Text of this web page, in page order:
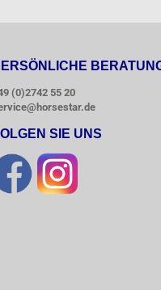
(0)2742 55 20
SIE UNS